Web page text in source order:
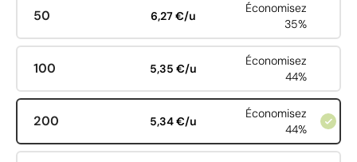
50 6,27 €/u
Économisez
35%
100 5,35 €/u
Économisez
44%
200 5,34 €/u
Économisez
44%